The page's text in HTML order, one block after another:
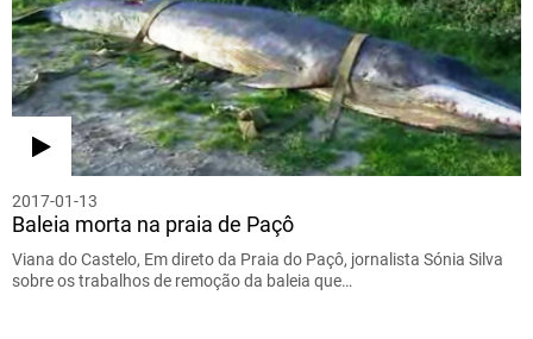
2017-01-13
Baleia morta na praia de Paçô
Viana do Castelo, Em direto da Praia do Paçô, jornalista Sónia Silva
sobre os trabalhos de remoção da baleia que…